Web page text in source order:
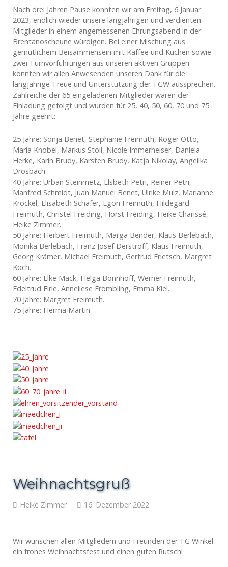
Nach drei Jahren Pause konnten wir am Freitag, 6 Januar
2023, endlich wieder unsere langjährigen und verdienten
Mitglieder in einem angemessenen Ehrungsabend in der
Brentanoscheune würdigen. Bei einer Mischung aus
gemütlichem Beisammensein mit Kaffee und Kuchen sowie
zwei Turnvorführungen aus unseren aktiven Gruppen
konnten wir allen Anwesenden unseren Dank für die
langjährige Treue und Unterstützung der TGW aussprechen.
Zahlreiche der 65 eingeladenen Mitglieder waren der
Einladung gefolgt und wurden für 25, 40, 50, 60, 70 und 75
Jahre geehrt:
25 Jahre: Sonja Benet, Stephanie Freimuth, Roger Otto,
Maria Knobel, Markus Stoll, Nicole Immerheiser, Daniela
Herke, Karin Brudy, Karsten Brudy, Katja Nikolay, Angelika
Drosbach.
40 Jahre: Urban Steinmetz, Elsbeth Petri, Reiner Petri,
Manfred Schmidt, Juan Manuel Benet, Ulrike Mulz, Marianne
Kröckel, Elisabeth Schäfer, Egon Freimuth, Hildegard
Freimuth, Christel Freiding, Horst Freiding, Heike Charissé,
Heike Zimmer.
50 Jahre: Herbert Freimuth, Marga Bender, Klaus Berlebach,
Monika Berlebach, Franz Josef Derstroff, Klaus Freimuth,
Georg Krämer, Michael Freimuth, Gertrud Frietsch, Margret
Koch.
60 Jahre: Elke Mack, Helga Bönnhoff, Werner Freimuth,
Edeltrud Firle, Anneliese Frömbling, Emma Kiel.
70 Jahre: Margret Freimuth.
75 Jahre: Herma Martin.
Weihnachtsgruß
Heike Zimmer 16. Dezember 2022
Wir wünschen allen Mitgliedern und Freunden der TG Winkel
ein frohes Weihnachtsfest und einen guten Rutsch!